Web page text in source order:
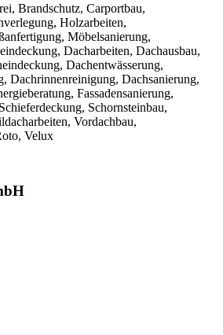
Brandschutz, Carportbau,
Holzarbeiten,
Möbelsanierung,
Dacharbeiten, Dachausbau,
Dachentwässerung,
Dachrinnenreinigung, Dachsanierung,
Fassadensanierung,
Schornsteinbau,
Vordachbau,
Velux